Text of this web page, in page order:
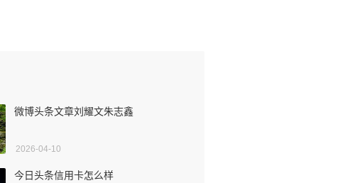
微博头条文章刘耀文朱志鑫
2026-04-10
今日头条信用卡怎么样